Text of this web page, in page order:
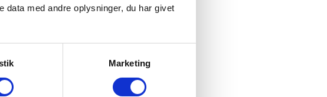
data med andre oplysninger, du har givet
Marketing